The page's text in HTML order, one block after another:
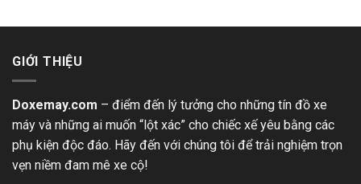
GIỚI THIỆU
Doxemay.com – điểm đến lý tưởng cho những tín đồ xe
máy và những ai muốn “lột xác” cho chiếc xế yêu bằng các
phụ kiện độc đáo. Hãy đến với chúng tôi để trải nghiệm trọn
vẹn niềm đam mê xe cộ!